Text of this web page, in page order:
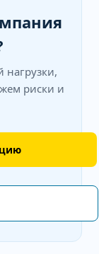
нагрузки,
риски и